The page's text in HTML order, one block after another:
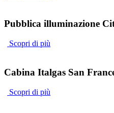
Pubblica illuminazione
Scopri di più
Cabina Italgas San
Scopri di più